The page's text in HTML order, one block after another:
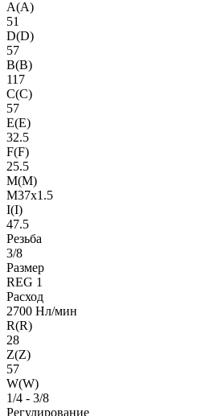
A(A)
51
D(D)
57
B(B)
117
C(C)
57
E(E)
32.5
F(F)
25.5
M(M)
M37x1.5
I(I)
47.5
Резьба
3/8
Размер
REG 1
Расход
2700 Нл/мин
R(R)
28
Z(Z)
57
W(W)
1/4 - 3/8
Регулирование